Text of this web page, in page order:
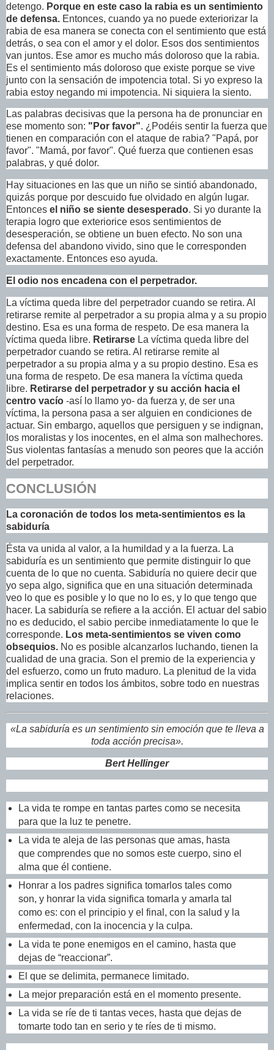
detengo. Porque en este caso la rabia es un sentimiento
de defensa. Entonces, cuando ya no puede exteriorizar la
rabia de esa manera se conecta con el sentimiento que está
detrás, o sea con el amor y el dolor. Esos dos sentimientos
van juntos. Ese amor es mucho más doloroso que la rabia.
Es el sentimiento más doloroso que existe porque se vive
junto con la sensación de impotencia total. Si yo expreso la
rabia estoy negando mi impotencia. Ni siquiera la siento.
Las palabras decisivas que la persona ha de pronunciar en
ese momento son: "Por favor". ¿Podéis sentir la fuerza que
tienen en comparación con el ataque de rabia? "Papá, por
favor". "Mamá, por favor". Qué fuerza que contienen esas
palabras, y qué dolor.
Hay situaciones en las que un niño se sintió abandonado,
quizás porque por descuido fue olvidado en algún lugar.
Entonces el niño se siente desesperado. Si yo durante la
terapia logro que exteriorice esos sentimientos de
desesperación, se obtiene un buen efecto. No son una
defensa del abandono vivido, sino que le corresponden
exactamente. Entonces eso ayuda.
El odio nos encadena con el perpetrador.
La víctima queda libre del perpetrador cuando se retira. Al
retirarse remite al perpetrador a su propia alma y a su propio
destino. Esa es una forma de respeto. De esa manera la
víctima queda libre. Retirarse La víctima queda libre del
perpetrador cuando se retira. Al retirarse remite al
perpetrador a su propia alma y a su propio destino. Esa es
una forma de respeto. De esa manera la víctima queda
libre. Retirarse del perpetrador y su acción hacia el
centro vacío -así lo llamo yo- da fuerza y, de ser una
víctima, la persona pasa a ser alguien en condiciones de
actuar. Sin embargo, aquellos que persiguen y se indignan,
los moralistas y los inocentes, en el alma son malhechores.
Sus violentas fantasías a menudo son peores que la acción
del perpetrador.
CONCLUSIÓN
La coronación de todos los meta-sentimientos es la
sabiduría
Ésta va unida al valor, a la humildad y a la fuerza. La
sabiduría es un sentimiento que permite distinguir lo que
cuenta de lo que no cuenta. Sabiduría no quiere decir que
yo sepa algo, significa que en una situación determinada
veo lo que es posible y lo que no lo es, y lo que tengo que
hacer. La sabiduría se refiere a la acción. El actuar del sabio
no es deducido, el sabio percibe inmediatamente lo que le
corresponde. Los meta-sentimientos se viven como
obsequios. No es posible alcanzarlos luchando, tienen la
cualidad de una gracia. Son el premio de la experiencia y
del esfuerzo, como un fruto maduro. La plenitud de la vida
implica sentir en todos los ámbitos, sobre todo en nuestras
relaciones.
«La sabiduría es un sentimiento sin emoción que te lleva a
toda acción precisa».
Bert Hellinger
La vida te rompe en tantas partes como se necesita
para que la luz te penetre.
La vida te aleja de las personas que amas, hasta
que comprendes que no somos este cuerpo, sino el
alma que él contiene.
Honrar a los padres significa tomarlos tales como
son, y honrar la vida significa tomarla y amarla tal
como es: con el principio y el final, con la salud y la
enfermedad, con la inocencia y la culpa.
La vida te pone enemigos en el camino, hasta que
dejas de “reaccionar”.
El que se delimita, permanece limitado.
La mejor preparación está en el momento presente.
La vida se ríe de ti tantas veces, hasta que dejas de
tomarte todo tan en serio y te ríes de ti mismo.